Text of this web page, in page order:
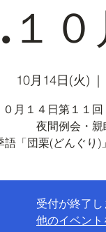
１
10月14日(火)
  |
０月１４日第１１
夜間例会・親
語「団栗(どんぐり)
受付が終了し
他のイベント